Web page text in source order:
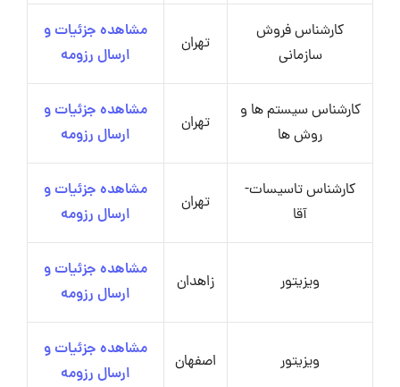
کارشناس فروش
سازمانی
تهران
مشاهده جزئیات و
ارسال رزومه
کارشناس سیستم ها و
روش ها
تهران
مشاهده جزئیات و
ارسال رزومه
کارشناس تاسیسات-
آقا
تهران
مشاهده جزئیات و
ارسال رزومه
ویزیتور زاهدان
مشاهده جزئیات و
ارسال رزومه
ویزیتور اصفهان
مشاهده جزئیات و
ارسال رزومه